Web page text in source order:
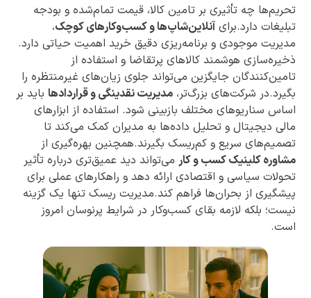
تحریم‌ها چه تأثیری بر تامین کالا، قیمت تمام‌شده و بودجه
تبلیغات دارد.برای آنلاین‌شاپ‌ها و کسب‌وکارهای کوچک،
مدیریت موجودی و برنامه‌ریزی دقیق خرید اهمیت حیاتی دارد.
ذخیره‌سازی هوشمند کالاهای پرتقاضا و استفاده از
تامین‌کنندگان جایگزین می‌تواند جلوی زیان‌های غیرمنتظره را
بگیرد.در شرکت‌های بزرگ‌تر، مدیریت نقدینگی و قراردادها باید بر
اساس سناریوهای مختلف بازبینی شود. استفاده از ابزارهای
مالی دیجیتال و تحلیل داده‌ها به مدیران کمک می‌کند تا
تصمیم‌های سریع و کم‌ریسک بگیرند.همچنین بهره‌گیری از
مشاوره کلینیک کسب و کار می‌تواند دید عمیق‌تری درباره تأثیر
تحولات سیاسی و اقتصادی ارائه دهد و راهکارهای عملی برای
پیشگیری از بحران‌ها فراهم کند.مدیریت ریسک تنها یک گزینه
نیست؛ بلکه لازمه بقای کسب‌وکار در شرایط پرنوسان امروز
است.